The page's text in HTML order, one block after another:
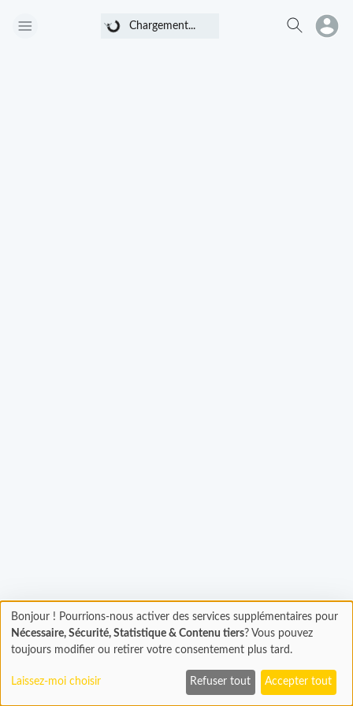
Chargement...
Chargement... Chargement
En cours...
Bonjour ! Pourrions-nous activer des services supplémentaires pour
Nécessaire, Sécurité, Statistique & Contenu tiers? Vous pouvez
toujours modifier ou retirer votre consentement plus tard.
Laissez-moi choisir Refuser tout Accepter tout